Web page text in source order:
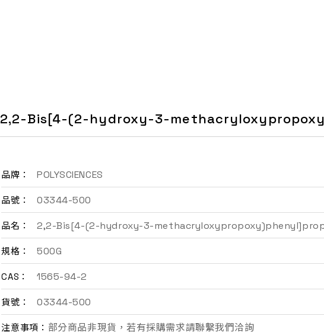
2,2-Bis[4-(2-hydroxy-3-
品牌： POLYSCIENCES
品號： 03344-500
品名： 2,2-Bis[4-(2-hydroxy-3-
規格： 500G
CAS： 1565-94-2
貨號： 03344-500
注意事項： 部分商品非現貨，若有採購需求請聯繫我們洽詢
詢價車